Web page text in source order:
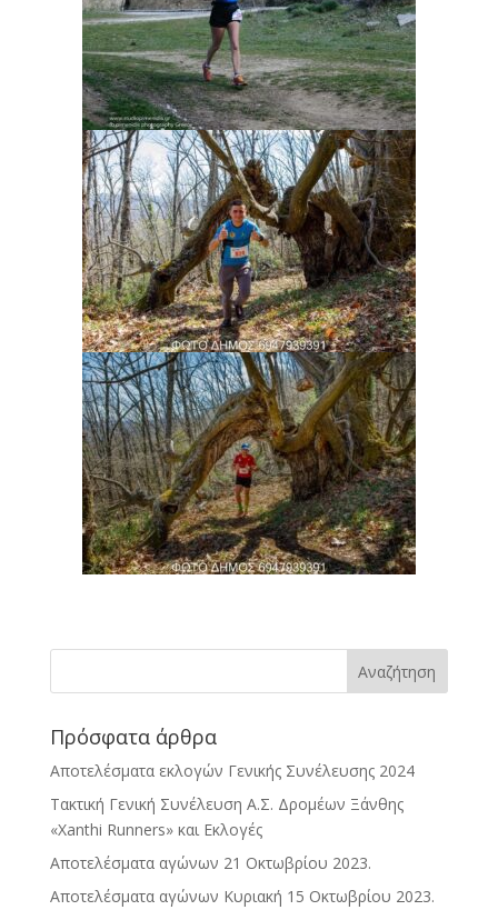
Πρόσφατα άρθρα
Αποτελέσματα εκλογών Γενικής Συνέλευσης 2024
Τακτική Γενική Συνέλευση Α.Σ. Δρομέων Ξάνθης
«Xanthi Runners» και Εκλογές
Αποτελέσματα αγώνων 21 Οκτωβρίου 2023.
Αποτελέσματα αγώνων Κυριακή 15 Οκτωβρίου 2023.